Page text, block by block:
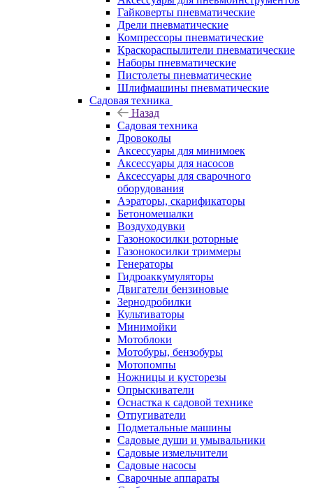
Гайковерты пневматические
Дрели пневматические
Компрессоры пневматические
Краскораспылители пневматические
Наборы пневматические
Пистолеты пневматические
Шлифмашины пневматические
Садовая техника
Назад
Садовая техника
Дровоколы
Аксессуары для минимоек
Аксессуары для насосов
Аксессуары для сварочного
оборудования
Аэраторы, скарификаторы
Бетономешалки
Воздуходувки
Газонокосилки роторные
Газонокосилки триммеры
Генераторы
Гидроаккумуляторы
Двигатели бензиновые
Зернодробилки
Культиваторы
Минимойки
Мотоблоки
Мотобуры, бензобуры
Мотопомпы
Ножницы и кусторезы
Опрыскиватели
Оснастка к садовой технике
Отпугиватели
Подметальные машины
Садовые души и умывальники
Садовые измельчители
Садовые насосы
Сварочные аппараты